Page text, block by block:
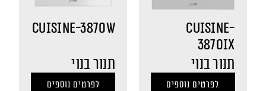
CUISINE-
3870IX
תנור בנוי
לפרטים נוספים
CUISINE-3870W
תנור בנוי
לפרטים נוספים